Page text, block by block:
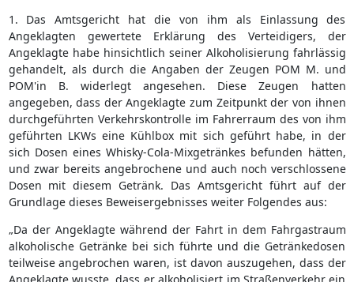
1. Das Amtsgericht hat die von ihm als Einlassung des
Angeklagten gewertete Erklärung des Verteidigers, der
Angeklagte habe hinsichtlich seiner Alkoholisierung fahrlässig
gehandelt, als durch die Angaben der Zeugen POM M. und
POM'in B. widerlegt angesehen. Diese Zeugen hatten
angegeben, dass der Angeklagte zum Zeitpunkt der von ihnen
durchgeführten Verkehrskontrolle im Fahrerraum des von ihm
geführten LKWs eine Kühlbox mit sich geführt habe, in der
sich Dosen eines Whisky-Cola-Mixgetränkes befunden hätten,
und zwar bereits angebrochene und auch noch verschlossene
Dosen mit diesem Getränk. Das Amtsgericht führt auf der
Grundlage dieses Beweisergebnisses weiter Folgendes aus:
„Da der Angeklagte während der Fahrt in dem Fahrgastraum
alkoholische Getränke bei sich führte und die Getränkedosen
teilweise angebrochen waren, ist davon auszugehen, dass der
Angeklagte wusste, dass er alkoholisiert im Straßenverkehr ein